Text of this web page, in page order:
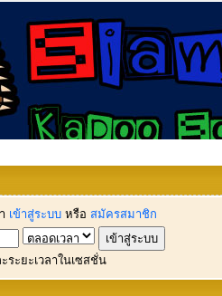
เข้าสู่ระบบ หรือ สมัครสมาชิก
ระยะเวลาในเซสชั่น